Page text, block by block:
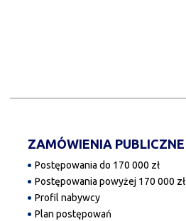
ZAMÓWIENIA PUBLICZNE
Postępowania do 170 000 zł
Postępowania powyżej 170 000 zł
Profil nabywcy
Plan postępowań